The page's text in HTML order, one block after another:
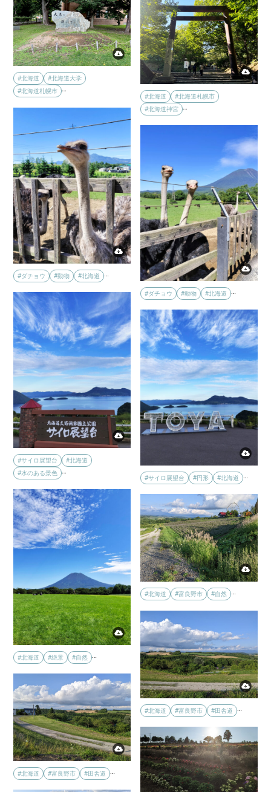
#北海道
#北海道大学
#北海道札幌市 …
#北海道
#北海道札幌市
#北海道神宮 …
#ダチョウ #動物 #北海道
#ダチョウ #動物 #北海道 …
#サイロ展望台
#北海道
#水のある景色
#サイロ展望台
#円形 #北海道 …
#北海道 #絶景 #自然 …
#北海道 #富良野市 #自然 …
#北海道 #富良野市 #田舎道
#北海道 #富良野市 #田舎道 …